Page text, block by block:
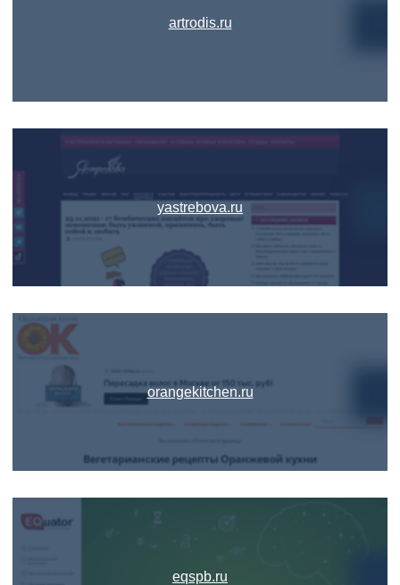
artrodis.ru
yastrebova.ru
orangekitchen.ru
eqspb.ru